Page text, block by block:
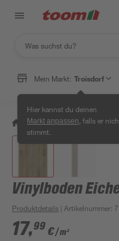
Mein Markt: Troisdorf
Hier kannst du deinen
Markt anpassen , falls er
stimmt.
/ Bauen & Renovieren /
Vinylboden
Produktdetails | Artikelnummer:
17,99 €/ m²